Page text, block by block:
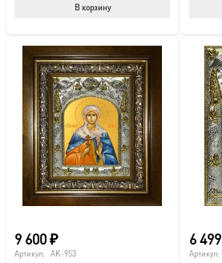
В корзину
9 600₽
Артикул: AK-953
6 499
Артикул: